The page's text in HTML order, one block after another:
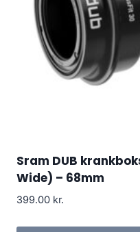
Sram DUB
Wide) – 68mm
399.00 kr.